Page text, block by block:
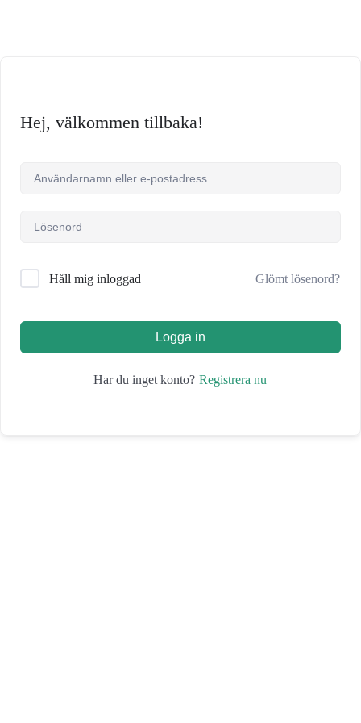
Hej, välkommen tillbaka!
Håll mig inloggad Glömt lösenord?
Logga in
Har du inget konto? Registrera nu